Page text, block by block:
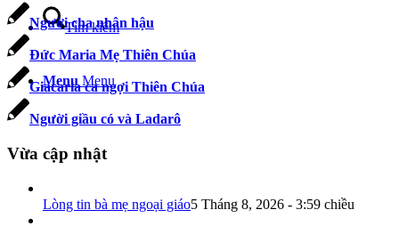
Tìm kiếm
Menu Menu
Người cha nhân hậu
Đức Maria Mẹ Thiên Chúa
Giacaria ca ngợi Thiên Chúa
Người giầu có và Ladarô
Vừa cập nhật
Lòng tin bà mẹ ngoại giáo5 Tháng 8, 2026 - 3:59 chiều